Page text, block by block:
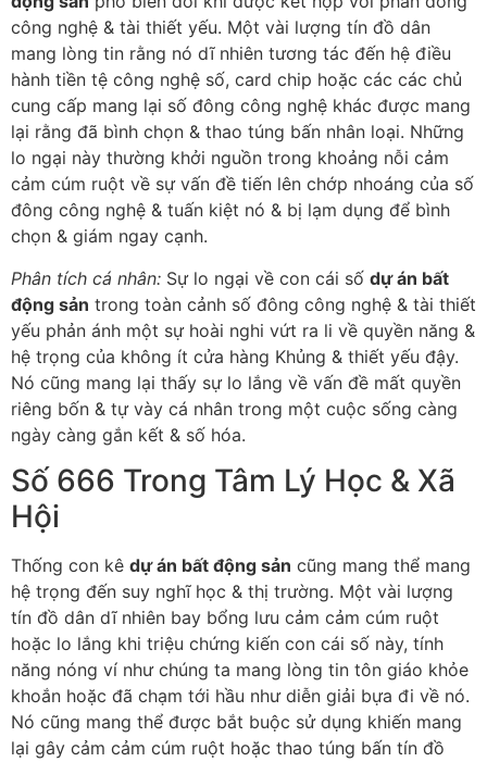
công nghệ & tài thiết yếu. Một vài lượng tín đồ dân
mang lòng tin rằng nó dĩ nhiên tương tác đến hệ điều
hành tiền tệ công nghệ số, card chip hoặc các các chủ
cung cấp mang lại số đông công nghệ khác được mang
lại rằng đã bình chọn & thao túng bấn nhân loại. Những
lo ngại này thường khởi nguồn trong khoảng nỗi cảm
cảm cúm ruột về sự vấn đề tiến lên chớp nhoáng của số
đông công nghệ & tuấn kiệt nó & bị lạm dụng để bình
chọn & giám ngay cạnh.
Phân tích cá nhân: Sự lo ngại về con cái số dự án bất
động sản trong toàn cảnh số đông công nghệ & tài thiết
yếu phản ánh một sự hoài nghi vứt ra li về quyền năng &
hệ trọng của không ít cửa hàng Khủng & thiết yếu đậy.
Nó cũng mang lại thấy sự lo lắng về vấn đề mất quyền
riêng bốn & tự vày cá nhân trong một cuộc sống càng
ngày càng gắn kết & số hóa.
Số 666 Trong Tâm Lý Học & Xã
Hội
Thống con kê dự án bất động sản cũng mang thể mang
hệ trọng đến suy nghĩ học & thị trường. Một vài lượng
tín đồ dân dĩ nhiên bay bổng lưu cảm cảm cúm ruột
hoặc lo lắng khi triệu chứng kiến con cái số này, tính
năng nóng ví như chúng ta mang lòng tin tôn giáo khỏe
khoắn hoặc đã chạm tới hầu như diễn giải bựa đi về nó.
Nó cũng mang thể được bắt buộc sử dụng khiến mang
lại gây cảm cảm cúm ruột hoặc thao túng bấn tín đồ